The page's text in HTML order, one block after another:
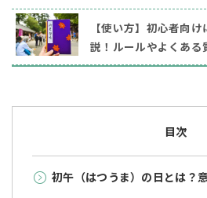
【使い方】初心者向
説！ルールやよくある
目次
初午（はつうま）の日とは？